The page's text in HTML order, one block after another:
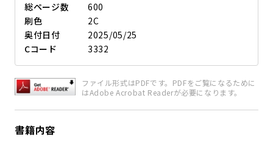
総ページ数
600
刷色
2C
奥付日付
2025/05/25
Cコード
3332
ファイル形式はPDFです。PDFをご覧になるために
はAdobe Acrobat Readerが必要になります。
書籍内容